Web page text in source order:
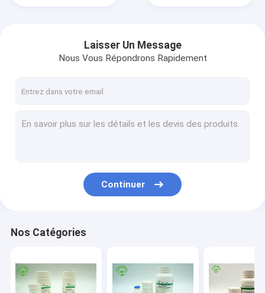
Laisser Un Message
Nous Vous Répondrons Rapidement
Continuer
Nos Catégories